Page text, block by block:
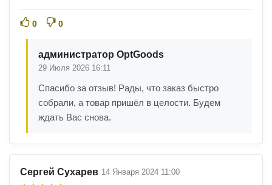
0 0
администратор OptGoods
29 Июля 2026 16:11
Спасибо за отзыв! Рады, что заказ быстро
собрали, а товар пришёл в целости. Будем
ждать Вас снова.
Сергей Сухарев 14 Января 2024 11:00